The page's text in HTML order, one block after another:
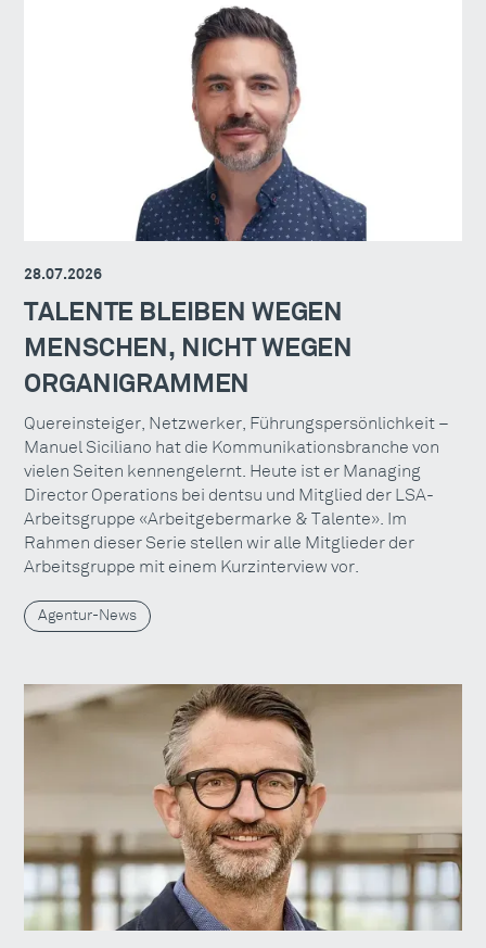
28.07.2026
TALENTE BLEIBEN WEGEN
MENSCHEN, NICHT WEGEN
ORGANIGRAMMEN
Quereinsteiger, Netzwerker, Führungspersönlichkeit –
Manuel Siciliano hat die Kommunikationsbranche von
vielen Seiten kennengelernt. Heute ist er Managing
Director Operations bei dentsu und Mitglied der LSA-
Arbeitsgruppe «Arbeitgebermarke & Talente». Im
Rahmen dieser Serie stellen wir alle Mitglieder der
Arbeitsgruppe mit einem Kurzinterview vor.
Agentur-News